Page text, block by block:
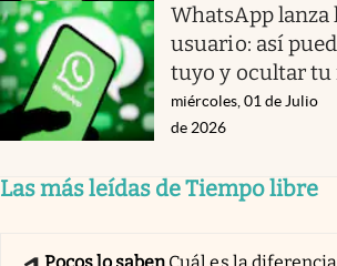
WhatsApp lanza
usuario: así
tuyo y ocultar tu
miércoles, 01 de Julio
de 2026
Las más leídas de Tiempo libre